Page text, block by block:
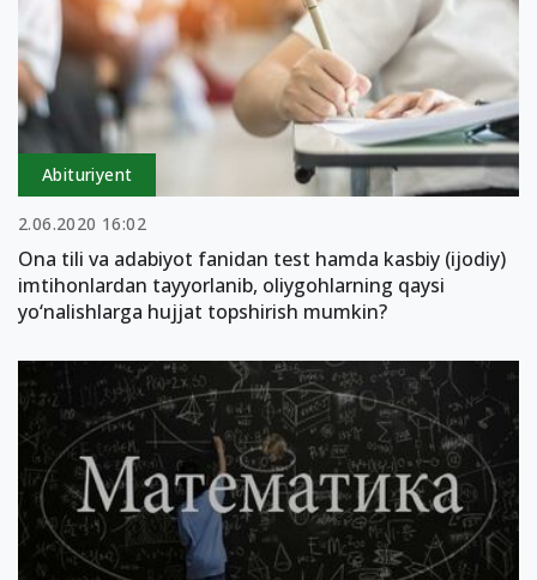
Abituriyent
2.06.2020 16:02
Ona tili va adabiyot fanidan test hamda kasbiy (ijodiy)
imtihonlardan tayyorlanib, oliygohlarning qaysi
yo‘nalishlarga hujjat topshirish mumkin?